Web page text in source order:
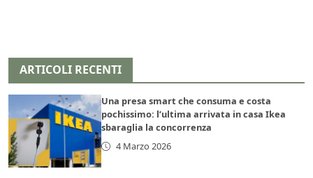
ARTICOLI RECENTI
Una presa smart che consuma e costa
pochissimo: l’ultima arrivata in casa Ikea
sbaraglia la concorrenza
4 Marzo 2026